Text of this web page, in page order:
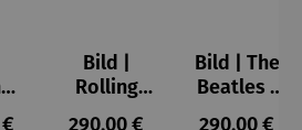
Preis:
Bild |
Rolling
Stones -
Regulärer Preis:
290,00 €
Bild | The
Beatles -
Wortmale
Regulärer
290,00 €